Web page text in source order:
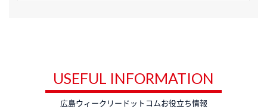
USEFUL INFORMATION
広島ウィークリードットコムお役立ち情報